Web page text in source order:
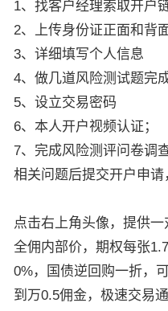
1、找客户经理索取开户
2、上传身份证正面和背
3、详细填写个人信息
4、做几道风险测试题完
5、设立交易密码
6、本人开户视频认证；
7、完成风险测评问卷调
相关问题后提交开户申
点击右上角头像，提供
全佣内部价，期权每张
0%，国债逆回购一折，
到万0.5佣金，极速交易